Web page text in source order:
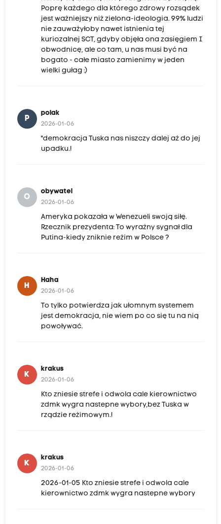
Poprę każdego dla którego zdrowy rozsądek
jest ważniejszy niż zielona-ideologia. 99% ludzi
nie zauważyłoby nawet istnienia tej
kuriozalnej SCT, gdyby objęła ona zasięgiem I
obwodnicę, ale co tam, u nas musi być na
bogato - całe miasto zamienimy w jeden
wielki gułag :)
P
polak
2026-01-06
"demokracja Tuska nas niszczy dalej aż do jej
upadku.!
O
obywatel
2026-01-06
Ameryka pokazała w Wenezueli swoją siłę.
Rzecznik prezydenta: To wyraźny sygnał dla
Putina-kiedy zniknie reżim w Polsce ?
H
Haha
2026-01-06
To tylko potwierdza jak ułomnym systemem
jest demokracja, nie wiem po co się tu na nią
powoływać.
K
krakus
2026-01-06
Kto zniesie strefe i odwola cale kierownictwo
zdmk wygra nastepne wybory,bez Tuska w
rządzie reżimowym.!
K
krakus
2026-01-06
2026-01-05 Kto zniesie strefe i odwola cale
kierownictwo zdmk wygra nastepne wybory